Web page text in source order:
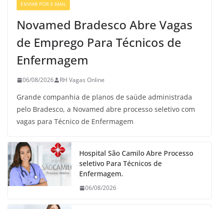
ENVIAR POR E-MAIL
Novamed Bradesco Abre Vagas
de Emprego Para Técnicos de
Enfermagem
06/08/2026 RH Vagas Online
Grande companhia de planos de saúde administrada
pelo Bradesco, a Novamed abre processo seletivo com
vagas para Técnico de Enfermagem
Hospital São Camilo Abre Processo
seletivo Para Técnicos de
Enfermagem.
06/08/2026